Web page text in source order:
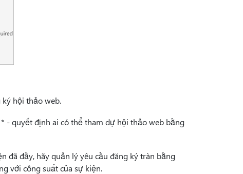
hội thảo web.
- quyết định ai có thể tham dự hội thảo web bằng
đã đầy, hãy quản lý yêu cầu đăng ký tràn bằng
với công suất của sự kiện.